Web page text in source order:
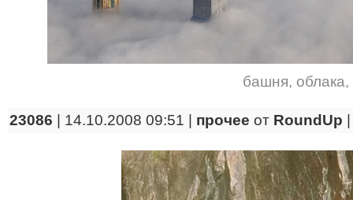
башня, облака,
23086 | 14.10.2008 09:51 | прочее от RoundUp